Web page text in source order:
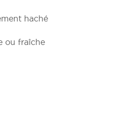
haché
ou fraîche